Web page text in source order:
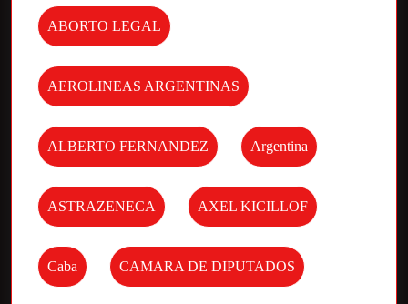
ABORTO LEGAL
AEROLINEAS ARGENTINAS
ALBERTO FERNANDEZ Argentina
ASTRAZENECA AXEL KICILLOF
Caba CAMARA DE DIPUTADOS